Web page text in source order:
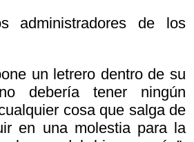
administradores de los
un letrero dentro de su
debería tener ningún
cosa que salga de
en una molestia para la